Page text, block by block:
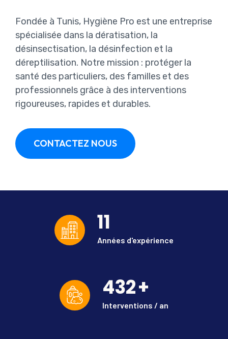
Fondée à Tunis, Hygiène Pro est une entreprise
spécialisée dans la dératisation, la
désinsectisation, la désinfection et la
déreptilisation. Notre mission : protéger la
santé des particuliers, des familles et des
professionnels grâce à des interventions
rigoureuses, rapides et durables.
CONTACTEZ NOUS
11
Années d'expérience
432+
Interventions / an